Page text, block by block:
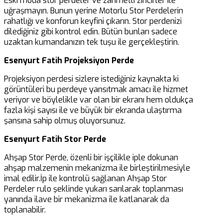
uğraşmayın. Bunun yerine Motorlu Stor Perdelerin
rahatlığı ve konforun keyfini çıkarın. Stor perdenizi
dilediğiniz gibi kontrol edin. Bütün bunları sadece
uzaktan kumandanızın tek tuşu ile gerçekleştirin.
Esenyurt Fatih Projeksiyon Perde
Projeksiyon perdesi sizlere istediğiniz kaynakta ki
görüntüleri bu perdeye yansıtmak amacı ile hizmet
veriyor ve böylelikle var olan bir ekranı hem oldukça
fazla kişi sayısı ile ve büyük bir ekranda ulaştırma
şansına sahip olmuş oluyorsunuz.
Esenyurt Fatih Stor Perde
Ahşap Stor Perde, özenli bir işçilikle iple dokunan
ahşap malzemenin mekanizma ile birleştirilmesiyle
imal edilir.İp ile kontrolü sağlanan Ahşap Stor
Perdeler rulo şeklinde yukarı sarılarak toplanması
yanında ilave bir mekanizma ile katlanarak da
toplanabilir.